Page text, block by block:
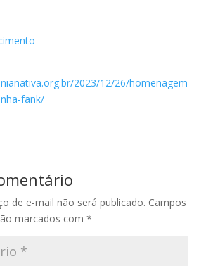
2023/12/26/homenagem
fank/
de e-mail não será publicado. Campos
marcados com *